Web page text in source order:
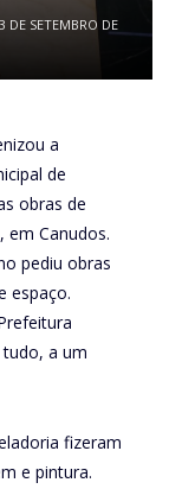
3 DE SETEMBRO DE
a
de
obras de
em Canudos.
pediu obras
espaço.
a um
fizeram
e pintura.